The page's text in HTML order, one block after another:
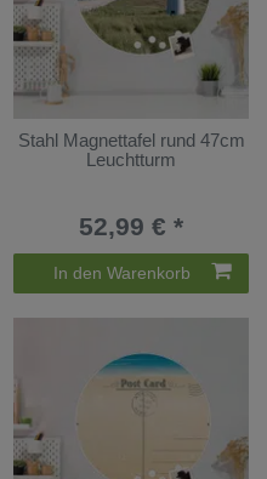
Stahl Magnettafel rund 47cm
Leuchtturm
52,99 € *
In den Warenkorb